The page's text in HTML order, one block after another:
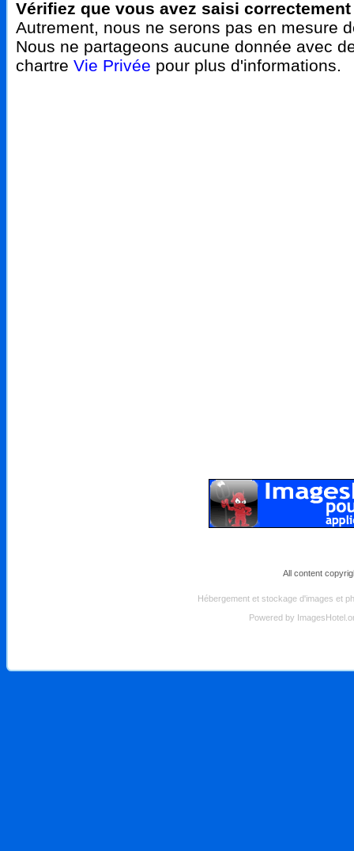
Vérifiez que vous avez saisi
Autrement, nous ne serons pas en mesure
Nous ne partageons aucune donnée avec
chartre Vie Privée pour plus d'informations.
All content
Hébergement et stockage d'images et
Powered by